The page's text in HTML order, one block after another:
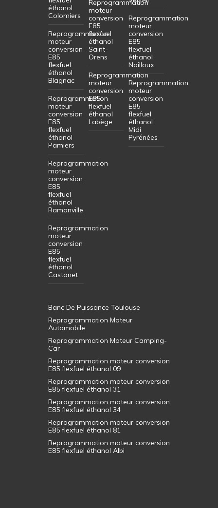
éthanol
Colomiers
Reprogrammation
moteur
conversion
E85
flexfuel
éthanol
Blagnac
Reprogrammation
moteur
conversion
E85
flexfuel
éthanol
Pamiers
Reprogrammation
moteur
conversion
E85
flexfuel
éthanol
Ramonville
Reprogrammation
moteur
conversion
E85
flexfuel
éthanol
Castanet
Reprogrammation
moteur
conversion
E85
flexfuel
éthanol
Saint-
Orens
Reprogrammation
moteur
conversion
E85
flexfuel
éthanol
Labège
Reprogrammation
moteur
conversion
E85
flexfuel
éthanol
Nailloux
Reprogrammation
moteur
conversion
E85
flexfuel
éthanol
Midi
Pyrénées
Banc De Puissance Toulouse
Reprogrammation Moteur
Automobile
Reprogrammation Moteur Camping-
Car
Reprogrammation moteur conversion
E85 flexfuel éthanol 09
Reprogrammation moteur conversion
E85 flexfuel éthanol 31
Reprogrammation moteur conversion
E85 flexfuel éthanol 34
Reprogrammation moteur conversion
E85 flexfuel éthanol 81
Reprogrammation moteur conversion
E85 flexfuel éthanol Albi